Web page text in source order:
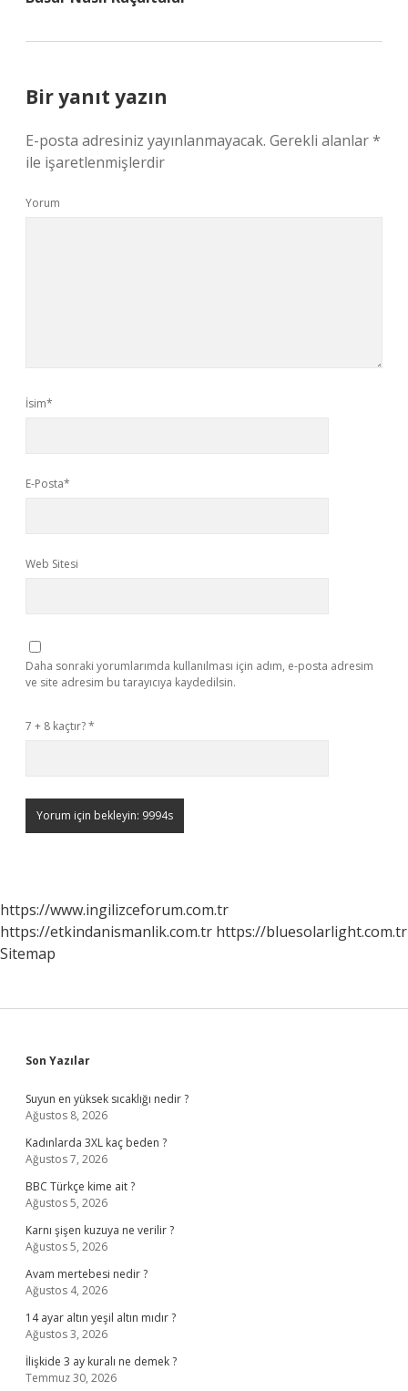
Bir yanıt yazın
E-posta adresiniz yayınlanmayacak. Gerekli alanlar*
ile işaretlenmişlerdir
Yorum
İsim*
E-Posta*
Web Sitesi
Daha sonraki yorumlarımda kullanılması için adım, e-posta adresim
ve site adresim bu tarayıcıya kaydedilsin.
7 + 8 kaçtır?*
https://www.ingilizceforum.com.tr
https://etkindanismanlik.com.tr https://bluesolarlight.com.tr
Sitemap
Sidebar
Son Yazılar
Suyun en yüksek sıcaklığı nedir ?
Ağustos 8, 2026
Kadınlarda 3XL kaç beden ?
Ağustos 7, 2026
BBC Türkçe kime ait ?
Ağustos 5, 2026
Karnı şişen kuzuya ne verilir ?
Ağustos 5, 2026
Avam mertebesi nedir ?
Ağustos 4, 2026
14 ayar altın yeşil altın mıdır ?
Ağustos 3, 2026
İlişkide 3 ay kuralı ne demek ?
Temmuz 30, 2026